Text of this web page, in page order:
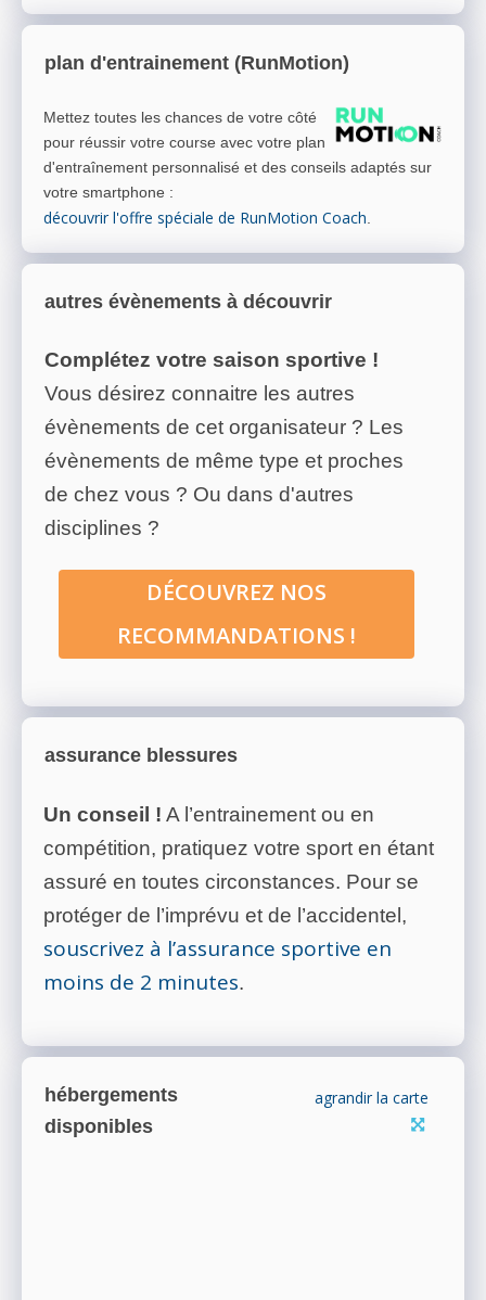
plan d'entrainement (RunMotion)
Mettez toutes les chances de votre côté
pour réussir votre course avec votre plan
d'entraînement personnalisé et des conseils adaptés sur
votre smartphone :
découvrir l'offre spéciale de RunMotion Coach.
autres évènements à découvrir
Complétez votre saison sportive !
Vous désirez connaitre les autres
évènements de cet organisateur ? Les
évènements de même type et proches
de chez vous ? Ou dans d'autres
disciplines ?
DÉCOUVREZ NOS
RECOMMANDATIONS !
assurance blessures
Un conseil ! A l’entrainement ou en
compétition, pratiquez votre sport en étant
assuré en toutes circonstances. Pour se
protéger de l’imprévu et de l’accidentel,
souscrivez à l’assurance sportive en
moins de 2 minutes.
hébergements
disponibles
agrandir la carte